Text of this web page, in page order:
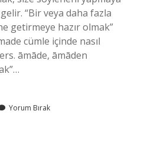
“Bir veya daha fazla
getirmeye hazır olmak”
cümle içinde nasıl
Yorum Bırak